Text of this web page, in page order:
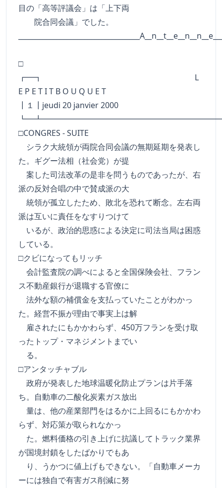
目の「高等評議会」は「上下両
院合同会議」でした。
□
┏━┓ L
E P E T I T B O U Q U E T
┃１┃jeudi 20 janvier 2000
□CONGRES - SUITE
シラク大統領が両院合同会議の無期延期を発表し
た。ギグー法相（社会党）が提
案した司法改革の是非を問うものであったが、右
派の反対合唱の中で賛成派の大
統領が孤立したため、敗北を恐れて断念。左右両
派は互いに責任をなすりつけて
いるが、政治的思惑による決定に司法当局は困惑
している。
□クビになってもリッチ
会計監査院の調べによると全国保険会社、フラン
ス不動産銀行が退職する官僚に
法外な額の補償金を支払っていたことがわかっ
た。経営不振が理由で事実上は解
雇されたにもかかわらず、450万フランを受け取
ったトップ・マネジメントまでい
る。
□アンタッチャブル
政府が発表した地球温暖化防止プランは片手落
ち。自動車の二酸化炭素ガス放出
量は、他の産業部門をはるかに上回るにもかかわ
らず、対応策が取られなかっ
た。燃料価格の引き上げに抗議してトラック業界
が国境封鎖をしたばかりでもあ
り、うかつに値上げもできない。「自動車メーカ
ーには独自で有害ガス削減に努